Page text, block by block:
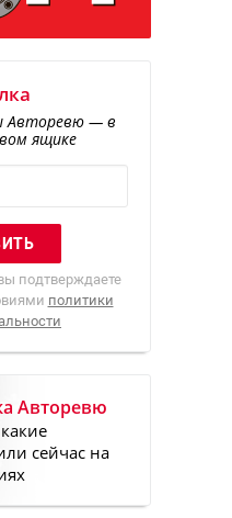
Авторевю — в
ящике
подтверждаете
политики
Авторевю
сейчас на